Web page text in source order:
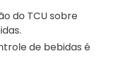
do TCU sobre
de bebidas é